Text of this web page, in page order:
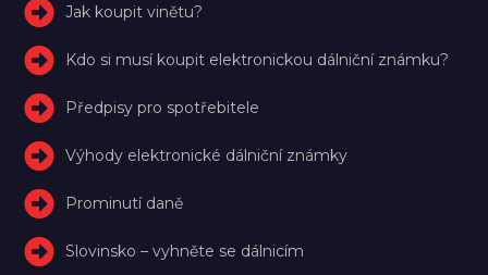
Jak koupit vinětu?
Kdo si musí koupit elektronickou dálniční známku?
Předpisy pro spotřebitele
Výhody elektronické dálniční známky
Prominutí daně
Slovinsko – vyhněte se dálnicím